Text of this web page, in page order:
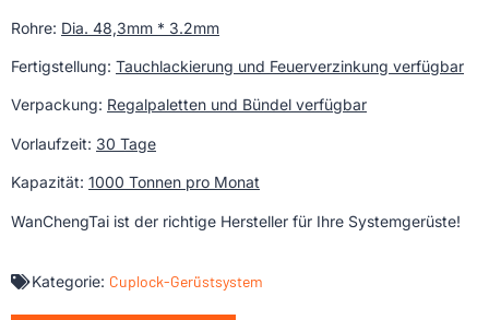
Rohre: Dia. 48,3mm * 3.2mm
Fertigstellung: Tauchlackierung und Feuerverzinkung verfügbar
Verpackung: Regalpaletten und Bündel verfügbar
Vorlaufzeit: 30 Tage
Kapazität: 1000 Tonnen pro Monat
WanChengTai ist der richtige Hersteller für Ihre Systemgerüste!
Kategorie: Cuplock-Gerüstsystem